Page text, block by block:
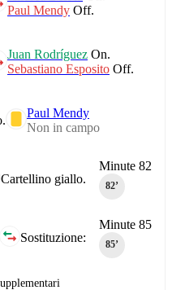
Paul Mendy Off.
Juan Rodríguez On.
Sebastiano Esposito Off.
Paul Mendy
Non in campo
Minute 82
82‎’‎
Cartellino giallo.
Minute 85
85‎’‎
Sostituzione: